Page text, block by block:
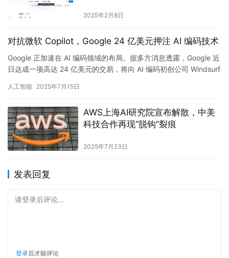
2025年2月8日
对抗微软 Copilot，Google 24 亿美元押注 AI 编码技术
Google 正加速在 AI 编码领域的布局。据多方消息透露，Google 近
日达成一项高达 24 亿美元的交易，将向 AI 编码初创公司 Windsurf
人工智能 2025年7月15日
AWS上海AI研究院宣布解散，中美
科技合作再现“脱钩”裂痕
2025年7月23日
发表回复
请登录后评论...
登录后才能评论